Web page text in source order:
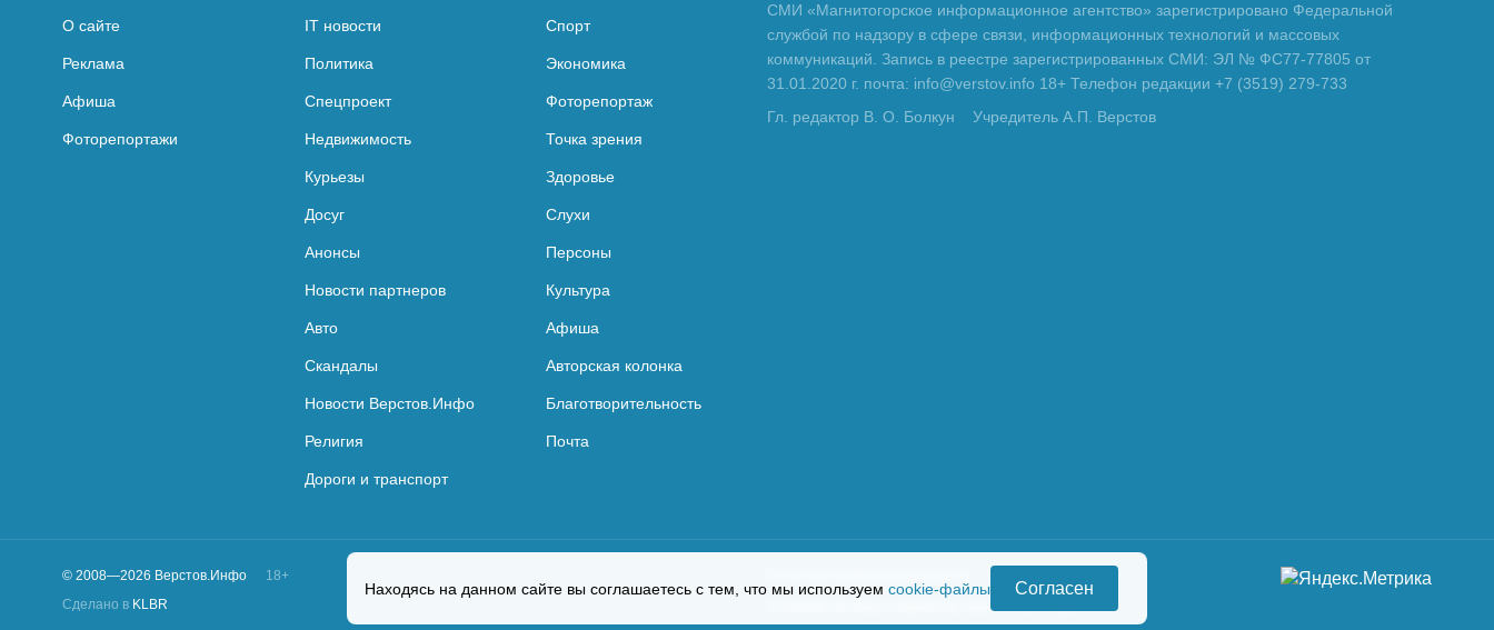
О сайте
Реклама
Афиша
Фоторепортажи
IT новости Спорт
Политика Экономика
Спецпроект Фоторепортаж
Недвижимость Точка зрения
Курьезы Здоровье
Досуг Слухи
Анонсы Персоны
Новости партнеров Культура
Авто Афиша
Скандалы Авторская колонка
Новости Верстов.Инфо Благотворительность
Религия Почта
Дороги и транспорт
СМИ «Магнитогорское информационное агентство» зарегистрировано Федеральной
службой по надзору в сфере связи, информационных технологий и массовых
коммуникаций. Запись в реестре зарегистрированных СМИ: ЭЛ № ФС77-77805 от
31.01.2020 г. почта: info@verstov.info 18+ Телефон редакции +7 (3519) 279-733
Гл. редактор В. О. Болкун
Учредитель А.П. Верстов
© 2008—2026 Верстов.Инфо
18+
Сделано в KLBR
Согласие на сбор и обработку персональных данных
Находясь на данном сайте вы соглашаетесь с тем, что мы используем cookie-файлы Согласен